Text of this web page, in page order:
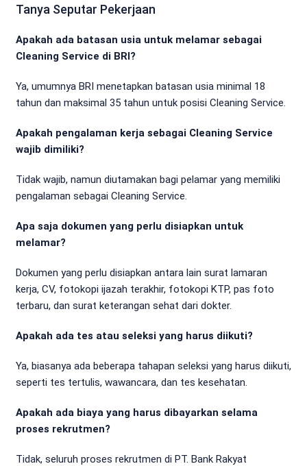
Tanya Seputar Pekerjaan
Apakah ada batasan usia untuk melamar sebagai
Cleaning Service di BRI?
Ya, umumnya BRI menetapkan batasan usia minimal 18
tahun dan maksimal 35 tahun untuk posisi Cleaning Service.
Apakah pengalaman kerja sebagai Cleaning Service
wajib dimiliki?
Tidak wajib, namun diutamakan bagi pelamar yang memiliki
pengalaman sebagai Cleaning Service.
Apa saja dokumen yang perlu disiapkan untuk
melamar?
Dokumen yang perlu disiapkan antara lain surat lamaran
kerja, CV, fotokopi ijazah terakhir, fotokopi KTP, pas foto
terbaru, dan surat keterangan sehat dari dokter.
Apakah ada tes atau seleksi yang harus diikuti?
Ya, biasanya ada beberapa tahapan seleksi yang harus diikuti,
seperti tes tertulis, wawancara, dan tes kesehatan.
Apakah ada biaya yang harus dibayarkan selama
proses rekrutmen?
Tidak, seluruh proses rekrutmen di PT. Bank Rakyat